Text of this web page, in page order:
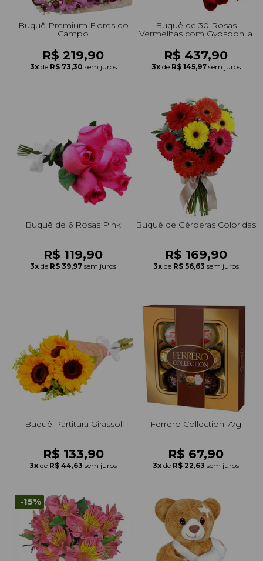
Buquê Premium Flores do
Campo
R$ 219,90
3x de R$ 73,30 sem juros
Buquê de 30 Rosas
Vermelhas com Gypsophila
R$ 437,90
3x de R$ 145,97 sem juros
Buquê de 6 Rosas Pink
R$ 119,90
3x de R$ 39,97 sem juros
Buquê de Gérberas Coloridas
R$ 169,90
3x de R$ 56,63 sem juros
Buquê Partitura Girassol
R$ 133,90
3x de R$ 44,63 sem juros
Ferrero Collection 77g
R$ 67,90
3x de R$ 22,63 sem juros
-15%